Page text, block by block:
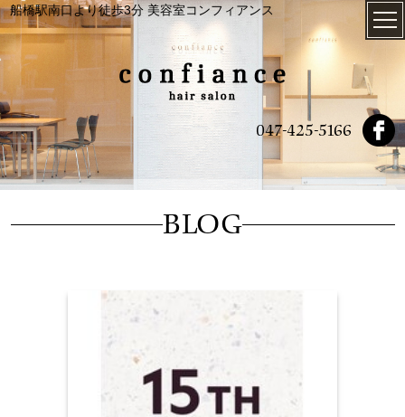
船橋駅南口より徒歩3分 美容室コンフィアンス
047-425-5166
BLOG